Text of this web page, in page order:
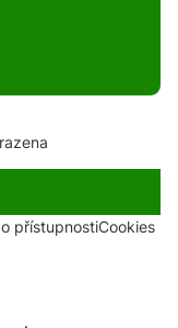
přístupnostiCookies